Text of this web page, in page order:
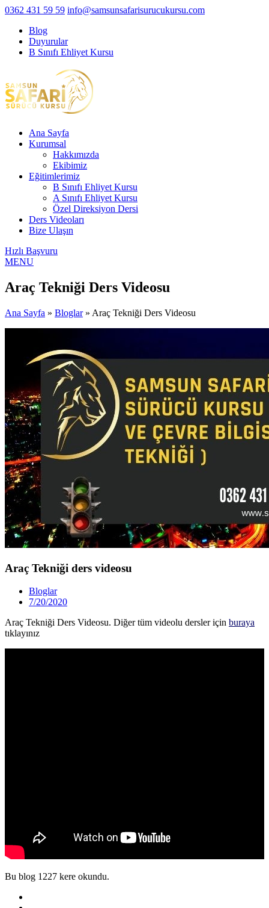
0362 431 59 59 info@samsunsafarisurucukursu.com
Blog
Duyurular
B Sınıfı Ehliyet Kursu
Ana Sayfa
Kurumsal
Hakkımızda
Ekibimiz
Eğitimlerimiz
B Sınıfı Ehliyet Kursu
A Sınıfı Ehliyet Kursu
Özel Direksiyon Dersi
Ders Videoları
Bize Ulaşın
Hızlı Başvuru
MENU
Araç Tekniği Ders Videosu
Ana Sayfa » Bloglar » Araç Tekniği Ders Videosu
Araç Tekniği ders videosu
Bloglar
7/20/2020
Araç Tekniği Ders Videosu. Diğer tüm videolu dersler için buraya
tıklayınız
Bu blog 1227 kere okundu.